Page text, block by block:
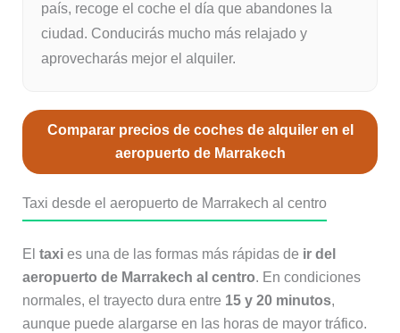
país, recoge el coche el día que abandones la
ciudad. Conducirás mucho más relajado y
aprovecharás mejor el alquiler.
Comparar precios de coches de alquiler en el
aeropuerto de Marrakech
Taxi desde el aeropuerto de Marrakech al centro
El taxies una de las formas más rápidas de ir del
aeropuerto de Marrakech al centro. En condiciones
normales, el trayecto dura entre 15 y 20 minutos,
aunque puede alargarse en las horas de mayor tráfico.